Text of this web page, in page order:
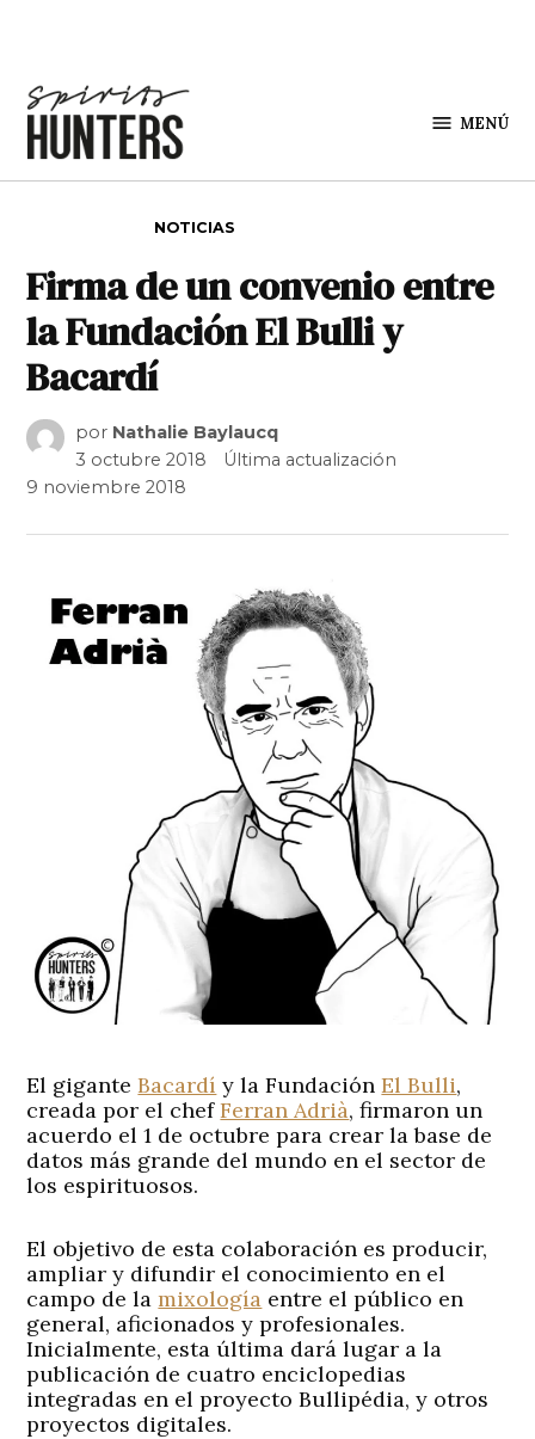
MENÚ
NOTICIAS
Firma de un convenio entre
la Fundación El Bulli y
Bacardí
por Nathalie Baylaucq
3 octubre 2018
Última actualización
9 noviembre 2018
El giganteBacardí y la FundaciónEl Bulli,
creada por el chefFerran Adrià, firmaron un
acuerdo el 1 de octubre para crear la base de
datos más grande del mundo en el sector de
los espirituosos.
El objetivo de esta colaboración es producir,
ampliar y difundir el conocimiento en el
campo de lamixología entre el público en
general, aficionados y profesionales.
Inicialmente, esta última dará lugar a la
publicación de cuatro enciclopedias
integradas en el proyecto Bullipédia, y otros
proyectos digitales.